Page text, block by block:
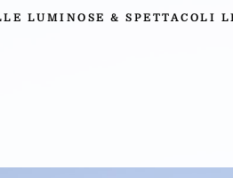
LUMINOSE & SPETTACOLI